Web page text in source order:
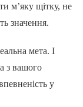
м’яку щітку, не
значення.
мета. І
з вашого
у